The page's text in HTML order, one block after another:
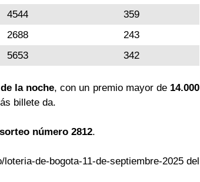
4544
359
2688
243
5653 342
la noche, con un premio mayor de 14.000
billete da.
número 2812.
de-bogota-11-de-septiembre-2025 del